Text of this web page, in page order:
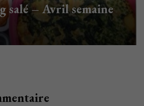
salé – Avril semaine